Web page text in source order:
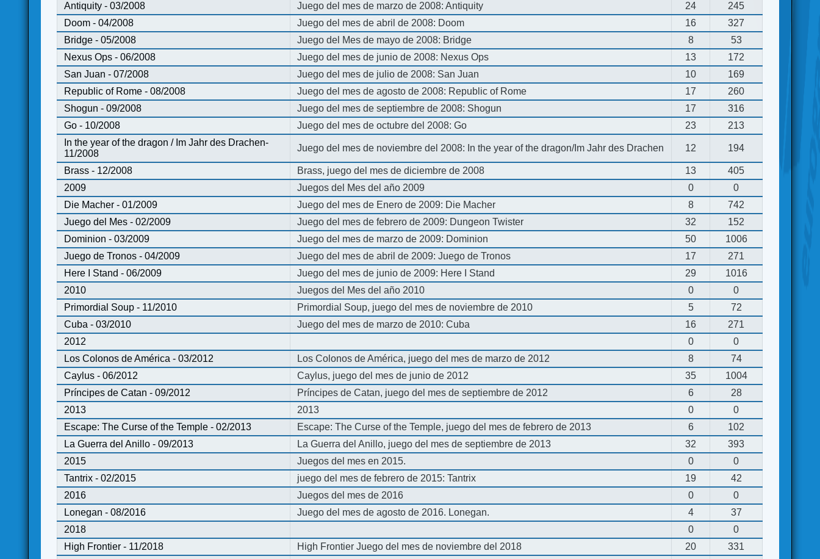
Antiquity - 03/2008
Juego del mes de marzo de 2008: Antiquity 24
245
Doom - 04/2008
Juego del mes de abril de 2008: Doom 16
327
Bridge - 05/2008
Juego del Mes de mayo de 2008: Bridge 8
53
Nexus Ops - 06/2008
Juego del mes de junio de 2008: Nexus Ops 13
172
San Juan - 07/2008
Juego del mes de julio de 2008: San Juan 10
169
Republic of Rome - 08/2008
Juego del mes de agosto de 2008: Republic of Rome 17
260
Shogun - 09/2008
Juego del mes de septiembre de 2008: Shogun 17
316
Go - 10/2008
Juego del mes de octubre del 2008: Go 23
213
In the year of the dragon / Im Jahr des Drachen-
11/2008
Juego del mes de noviembre del 2008: In the year of the dragon/Im Jahr des Drachen 12 194
Brass - 12/2008 Brass, juego del mes de diciembre de 2008 13
405
2009
Juegos del Mes del año 2009 0
0
Die Macher - 01/2009
Juego del mes de Enero de 2009: Die Macher 8
742
Juego del Mes - 02/2009
Juego del mes de febrero de 2009: Dungeon Twister 32
152
Dominion - 03/2009
Juego del mes de marzo de 2009: Dominion 50
1006
Juego de Tronos - 04/2009
Juego del mes de abril de 2009: Juego de Tronos 17
271
Here I Stand - 06/2009
Juego del mes de junio de 2009: Here I Stand 29
1016
2010
Juegos del Mes del año 2010 0
0
Primordial Soup - 11/2010
Primordial Soup, juego del mes de noviembre de 2010 5
72
Cuba - 03/2010
Juego del mes de marzo de 2010: Cuba 16
271
2012
0
0
Los Colonos de América - 03/2012
Los Colonos de América, juego del mes de marzo de 2012 8
74
Caylus - 06/2012
Caylus, juego del mes de junio de 2012 35
1004
Príncipes de Catan - 09/2012
Príncipes de Catan, juego del mes de septiembre de 2012 6
28
2013
2013 0
0
Escape: The Curse of the Temple - 02/2013
Escape: The Curse of the Temple, juego del mes de febrero de 2013 6
102
La Guerra del Anillo - 09/2013
La Guerra del Anillo, juego del mes de septiembre de 2013 32
393
2015
Juegos del mes en 2015. 0
0
Tantrix - 02/2015
juego del mes de febrero de 2015: Tantrix 19
42
2016
Juegos del mes de 2016 0
0
Lonegan - 08/2016
Juego del mes de agosto de 2016. Lonegan. 4
37
2018
0
0
High Frontier - 11/2018
High Frontier Juego del mes de noviembre del 2018 20
331